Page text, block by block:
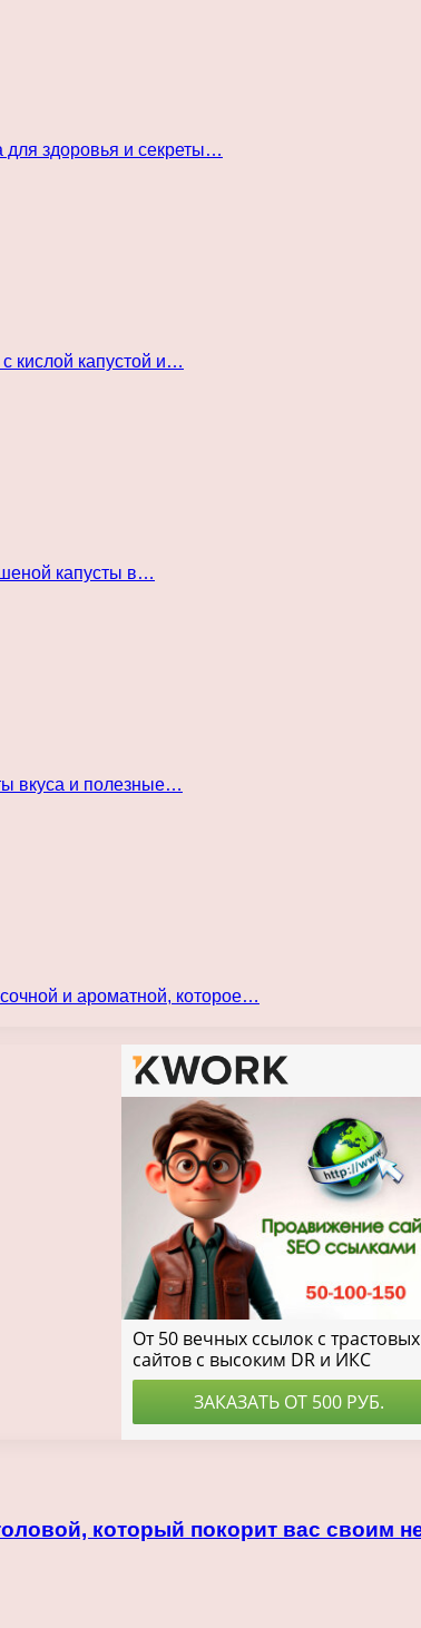
здоровья и секреты…
кислой капустой и…
капусты в…
вкуса и полезные…
и ароматной, которое…
который покорит вас своим